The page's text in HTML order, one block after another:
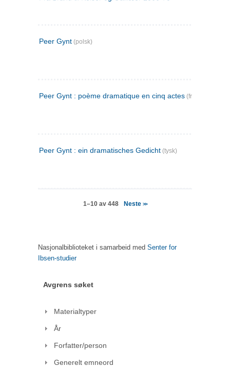
Peer Gynt (polsk)
Peer Gynt : poème dramatique en cinq actes (fransk)
Peer Gynt : ein dramatisches Gedicht (tysk)
1–10 av 448 Neste >>
Nasjonalbiblioteket i samarbeid med Senter for
Ibsen-studier
Avgrens søket
Materialtyper
År
Forfatter/person
Generelt emneord